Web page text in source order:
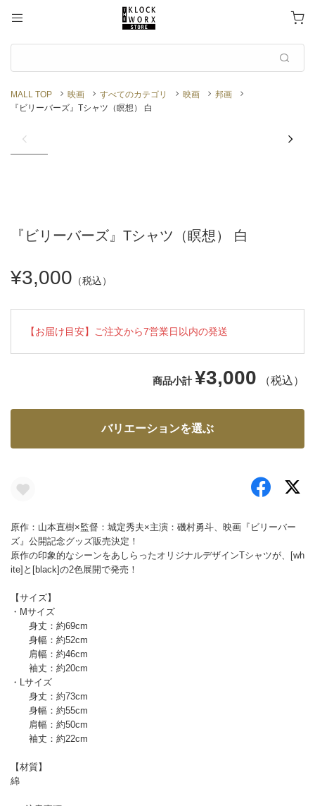
MALL TOP 映画 すべてのカテゴリ 映画
邦画
『ビリーバーズ』Tシャツ（瞑想） 白
『ビリーバーズ』Tシャツ（瞑想） 白
¥3,000 （税込）
【お届け目安】ご注文から7営業日以内の発送
商品小計 ¥3,000 （税込）
バリエーションを選ぶ